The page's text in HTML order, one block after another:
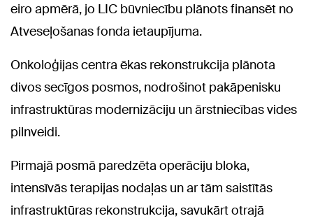
eiro apmērā, jo LIC būvniecību plānots finansēt no
Atveseļošanas fonda ietaupījuma.
Onkoloģijas centra ēkas rekonstrukcija plānota
divos secīgos posmos, nodrošinot pakāpenisku
infrastruktūras modernizāciju un ārstniecības vides
pilnveidi.
Pirmajā posmā paredzēta operāciju bloka,
intensīvās terapijas nodaļas un ar tām saistītās
infrastruktūras rekonstrukcija, savukārt otrajā